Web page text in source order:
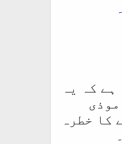
کہ یہ
کا خطرہ